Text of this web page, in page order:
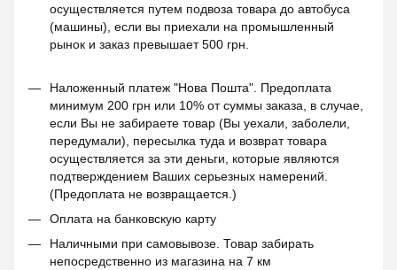
осуществляется путем подвоза товара до автобуса
(машины), если вы приехали на промышленный
рынок и заказ превышает 500 грн.
Наложенный платеж "Нова Пошта". Предоплата
минимум 200 грн или 10% от суммы заказа, в случае,
если Вы не забираете товар (Вы уехали, заболели,
передумали), пересылка туда и возврат товара
осуществляется за эти деньги, которые являются
подтверждением Ваших серьезных намерений.
(Предоплата не возвращается.)
Оплата на банковскую карту
Наличными при самовывозе. Товар забирать
непосредственно из магазина на 7 км